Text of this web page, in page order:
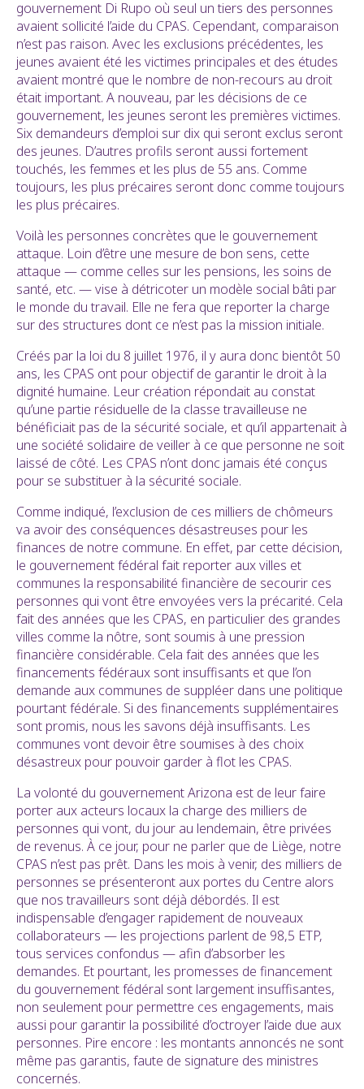
gouvernement Di Rupo où seul un tiers des personnes
avaient sollicité l’aide du CPAS. Cependant, comparaison
n’est pas raison. Avec les exclusions précédentes, les
jeunes avaient été les victimes principales et des études
avaient montré que le nombre de non-recours au droit
était important. A nouveau, par les décisions de ce
gouvernement, les jeunes seront les premières victimes.
Six demandeurs d’emploi sur dix qui seront exclus seront
des jeunes. D’autres profils seront aussi fortement
touchés, les femmes et les plus de 55 ans. Comme
toujours, les plus précaires seront donc comme toujours
les plus précaires.
Voilà les personnes concrètes que le gouvernement
attaque. Loin d’être une mesure de bon sens, cette
attaque — comme celles sur les pensions, les soins de
santé, etc. — vise à détricoter un modèle social bâti par
le monde du travail. Elle ne fera que reporter la charge
sur des structures dont ce n’est pas la mission initiale.
Créés par la loi du 8 juillet 1976, il y aura donc bientôt 50
ans, les CPAS ont pour objectif de garantir le droit à la
dignité humaine. Leur création répondait au constat
qu’une partie résiduelle de la classe travailleuse ne
bénéficiait pas de la sécurité sociale, et qu’il appartenait à
une société solidaire de veiller à ce que personne ne soit
laissé de côté. Les CPAS n’ont donc jamais été conçus
pour se substituer à la sécurité sociale.
Comme indiqué, l’exclusion de ces milliers de chômeurs
va avoir des conséquences désastreuses pour les
finances de notre commune. En effet, par cette décision,
le gouvernement fédéral fait reporter aux villes et
communes la responsabilité financière de secourir ces
personnes qui vont être envoyées vers la précarité. Cela
fait des années que les CPAS, en particulier des grandes
villes comme la nôtre, sont soumis à une pression
financière considérable. Cela fait des années que les
financements fédéraux sont insuffisants et que l’on
demande aux communes de suppléer dans une politique
pourtant fédérale. Si des financements supplémentaires
sont promis, nous les savons déjà insuffisants. Les
communes vont devoir être soumises à des choix
désastreux pour pouvoir garder à flot les CPAS.
La volonté du gouvernement Arizona est de leur faire
porter aux acteurs locaux la charge des milliers de
personnes qui vont, du jour au lendemain, être privées
de revenus. À ce jour, pour ne parler que de Liège, notre
CPAS n’est pas prêt. Dans les mois à venir, des milliers de
personnes se présenteront aux portes du Centre alors
que nos travailleurs sont déjà débordés. Il est
indispensable d’engager rapidement de nouveaux
collaborateurs — les projections parlent de 98,5 ETP,
tous services confondus — afin d’absorber les
demandes. Et pourtant, les promesses de financement
du gouvernement fédéral sont largement insuffisantes,
non seulement pour permettre ces engagements, mais
aussi pour garantir la possibilité d’octroyer l’aide due aux
personnes. Pire encore : les montants annoncés ne sont
même pas garantis, faute de signature des ministres
concernés.